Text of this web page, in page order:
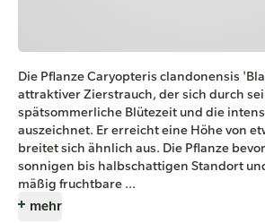
Die Pflanze Caryopteris clandonensis
attraktiver Zierstrauch, der sich durch
spätsommerliche Blütezeit und die
auszeichnet. Er erreicht eine Höhe von
breitet sich ähnlich aus. Die Pflanze
sonnigen bis halbschattigen Standort
mäßig fruchtbare ...
mehr